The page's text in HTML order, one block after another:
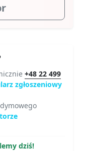
+48 22 499
zgłoszeniowy
dziś!